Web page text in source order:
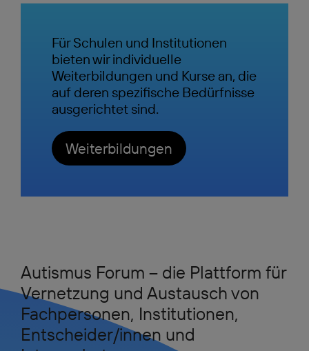
Für Schulen und Institutionen
bieten wir individuelle
Weiterbildungen und Kurse an, die
auf deren spezifische Bedürfnisse
ausgerichtet sind.
Weiterbildungen
Autismus Forum – die Plattform für
Vernetzung und Austausch von
Fachpersonen, Institutionen,
Entscheider/innen und